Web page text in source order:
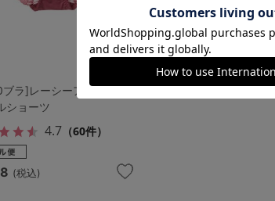
ラ]レーシーアントレッ
ショーツ
4.7（60件）
(税込)